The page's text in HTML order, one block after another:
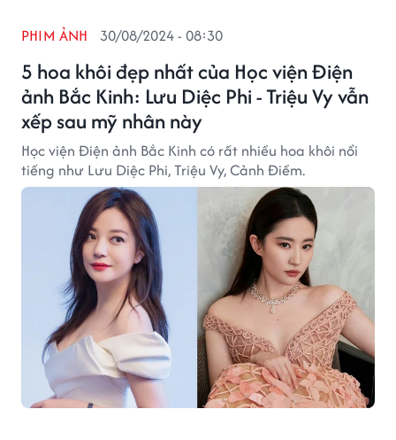
5 hoa khôi đẹp nhất của Học viện Điện
ảnh Bắc Kinh: Lưu Diệc Phi - Triệu Vy vẫn
xếp sau mỹ nhân này
PHIM ẢNH 30/08/2024 - 08:30
Học viện Điện ảnh Bắc Kinh có rất nhiều hoa khôi nổi
tiếng như Lưu Diệc Phi, Triệu Vy, Cảnh Điềm.